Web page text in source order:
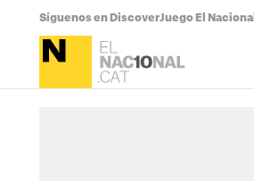
Síguenos en DiscoverJuego El Nacional